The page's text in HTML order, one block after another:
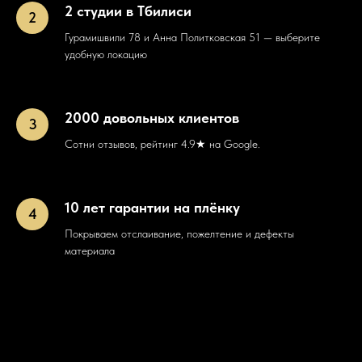
2 студии в Тбилиси
Гурамишвили 78 и Анна Политковская 51 — выберите
удобную локацию
2000 довольных клиентов
Сотни отзывов, рейтинг 4.9★ на Google.
10 лет гарантии на плёнку
Покрываем отслаивание, пожелтение и дефекты
материала